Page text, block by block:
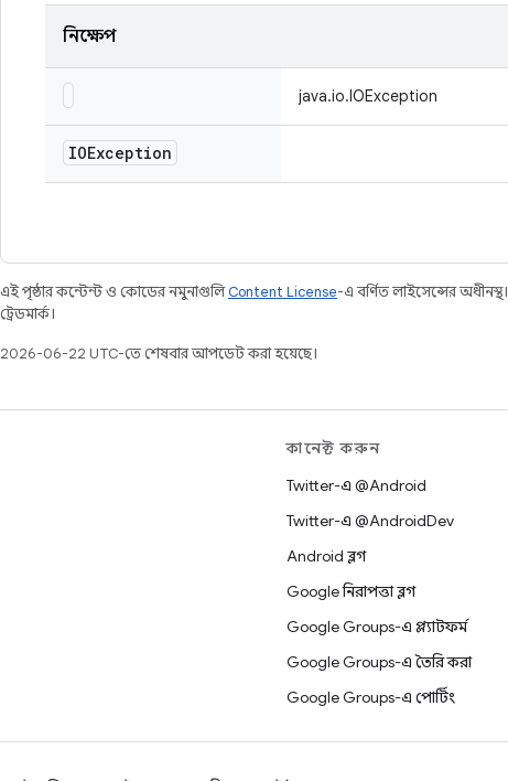
নিক্ষেপ
java.io.IOException
IOException
এই পৃষ্ঠার কন্টেন্ট ও কোডের নমুনাগুলিContent License-এ বর্ণিত লাইসেন্সের
ট্রেডমার্ক।
2026-06-22 UTC-তে শেষবার আপডেট করা হয়েছে।
কানেক্ট করুন
Twitter-এ @Android
Twitter-এ @AndroidDev
Android ব্লগ
Google নিরাপত্তা ব্লগ
Google Groups-এ প্ল্যাটফর্ম
Google Groups-এ তৈরি করা
Google Groups-এ পোর্টিং